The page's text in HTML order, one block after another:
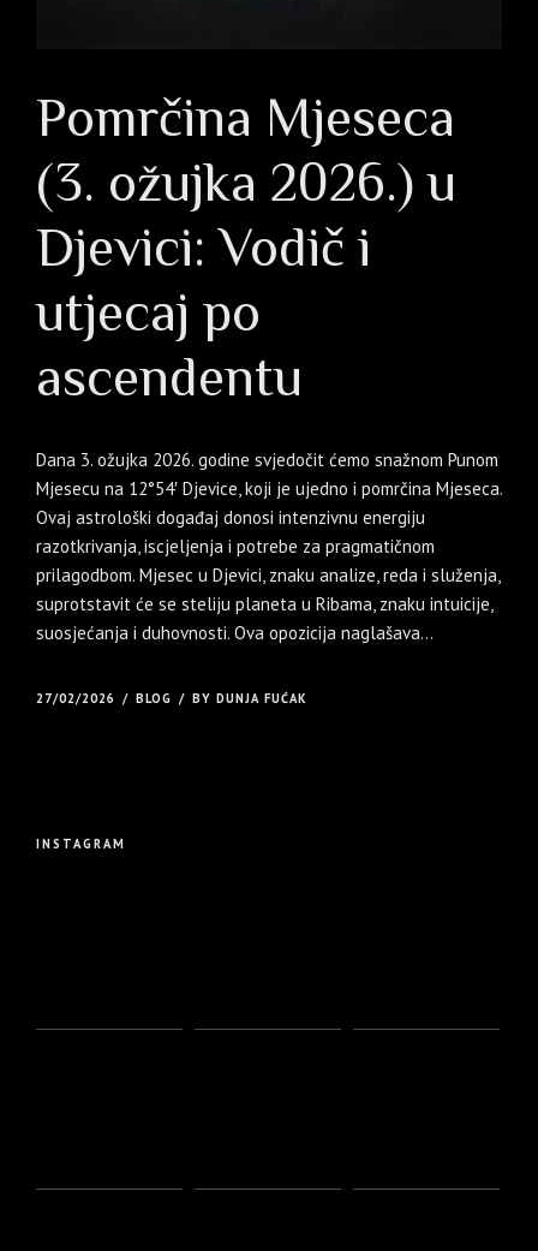
Pomrčina Mjeseca
(3. ožujka 2026.) u
Djevici: Vodič i
utjecaj po
ascendentu
Dana 3. ožujka 2026. godine svjedočit ćemo snažnom Punom
Mjesecu na 12°54′ Djevice, koji je ujedno i pomrčina Mjeseca.
Ovaj astrološki događaj donosi intenzivnu energiju
razotkrivanja, iscjeljenja i potrebe za pragmatičnom
prilagodbom. Mjesec u Djevici, znaku analize, reda i služenja,
suprotstavit će se steliju planeta u Ribama, znaku intuicije,
suosjećanja i duhovnosti. Ova opozicija naglašava...
27/02/2026 BLOG BY DUNJA FUĆAK
INSTAGRAM